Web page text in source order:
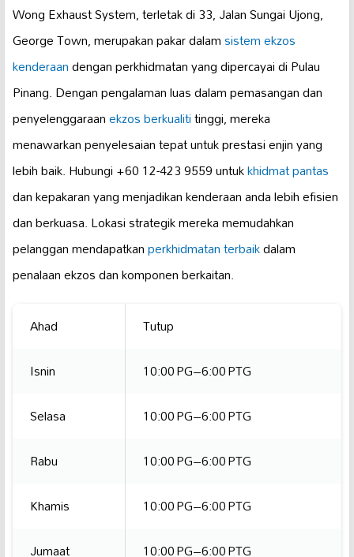
Wong Exhaust System, terletak di 33, Jalan Sungai Ujong,
George Town, merupakan pakar dalamsistem ekzos
kenderaandengan perkhidmatan yang dipercayai di Pulau
Pinang. Dengan pengalaman luas dalam pemasangan dan
penyelenggaraanekzos berkualititinggi, mereka
menawarkan penyelesaian tepat untuk prestasi enjin yang
lebih baik. Hubungi +60 12-423 9559 untukkhidmat pantas
dan kepakaran yang menjadikan kenderaan anda lebih efisien
dan berkuasa. Lokasi strategik mereka memudahkan
pelanggan mendapatkanperkhidmatan terbaikdalam
penalaan ekzos dan komponen berkaitan.
Ahad
Tutup
Isnin
10:00 PG–6:00 PTG
Selasa
10:00 PG–6:00 PTG
Rabu
10:00 PG–6:00 PTG
Khamis
10:00 PG–6:00 PTG
Jumaat
10:00 PG–6:00 PTG